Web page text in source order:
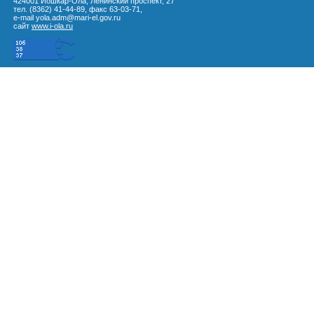
тел. (8362) 41-44-89, факс 63-03-71,
e-mail yola.adm@mari-el.gov.ru
сайт www.i-ola.ru